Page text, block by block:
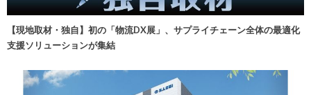
【現地取材・独自】初の「物流DX展」、サプライチェーン全体の最適化
支援ソリューションが集結